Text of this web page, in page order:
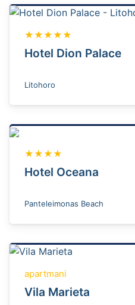
★★★★★
Hotel Dion Palace
Litohoro
★★★★
Hotel Oceana
Panteleimonas Beach
apartmani
Vila Marieta